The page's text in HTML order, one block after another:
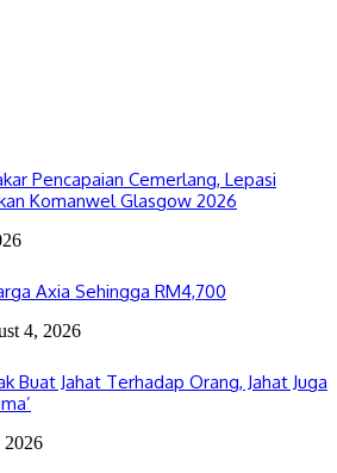
Pencapaian Cemerlang, Lepasi
Komanwel Glasgow 2026
Axia Sehingga RM4,700
4, 2026
Buat Jahat Terhadap Orang, Jahat Juga
2026